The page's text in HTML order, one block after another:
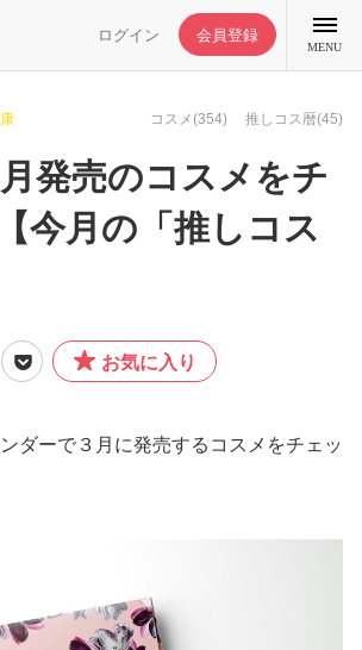
ログイン 会員登録
MENU
活
イル
ン
コスメ(354) 推しコス暦(45)
発売のコスメをチ
今月の「推しコス
お気に入り
ダーで３月に発売するコスメをチェッ